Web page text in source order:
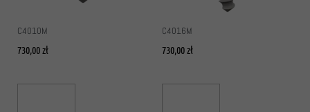
C4010M
730,00zł
C4016M
730,00zł